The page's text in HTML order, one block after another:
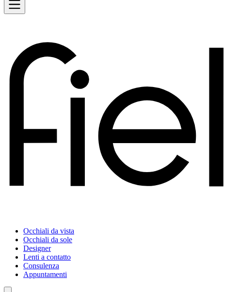
Occhiali da vista
Occhiali da sole
Designer
Lenti a contatto
Consulenza
Appuntamenti